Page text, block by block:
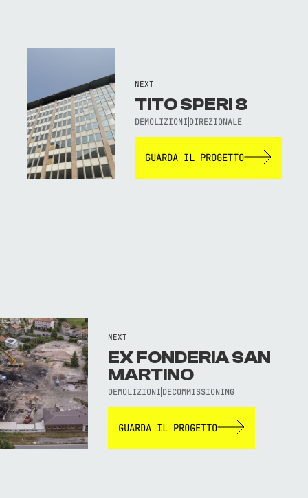
NEXT
TITO SPERI 8
DEMOLIZIONI DIREZIONALE
GUARDA IL PROGETTO
NEXT
EX FONDERIA SAN
MARTINO
DEMOLIZIONI DECOMMISSIONING
GUARDA IL PROGETTO